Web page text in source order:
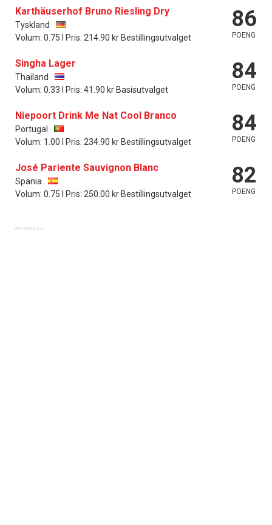
Karthäuserhof Bruno Riesling Dry
Tyskland
Volum: 0.75 l Pris: 214.90 kr Bestillingsutvalget
86
POENG
Singha Lager
Thailand
Volum: 0.33 l Pris: 41.90 kr Basisutvalget
84
POENG
Niepoort Drink Me Nat Cool Branco
Portugal
Volum: 1.00 l Pris: 234.90 kr Bestillingsutvalget
84
POENG
José Pariente Sauvignon Blanc
Spania
Volum: 0.75 l Pris: 250.00 kr Bestillingsutvalget
82
POENG